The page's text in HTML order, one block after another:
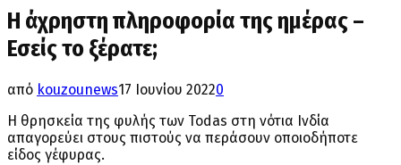
Η άχρηστη πληροφορία της ημέρας –
Εσείς το ξέρατε;
από kouzounews17 Ιουνίου 20220
Η θρησκεία της φυλής των Todas στη νότια Ινδία
απαγορεύει στους πιστούς να περάσουν οποιοδήποτε
είδος γέφυρας.